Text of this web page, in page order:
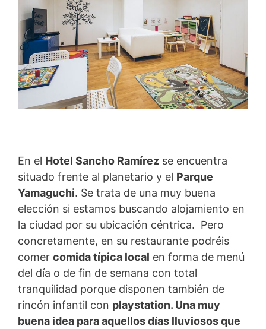
En el Hotel Sancho Ramírez se encuentra
situado frente al planetario y el Parque
Yamaguchi. Se trata de una muy buena
elección si estamos buscando alojamiento en
la ciudad por su ubicación céntrica. Pero
concretamente, en su restaurante podréis
comer comida típica local en forma de menú
del día o de fin de semana con total
tranquilidad porque disponen también de
rincón infantil con playstation. Una muy
buena idea para aquellos días lluviosos que